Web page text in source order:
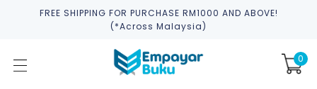
FREE SHIPPING FOR PURCHASE RM1000 AND ABOVE!
(*across Malaysia)
0